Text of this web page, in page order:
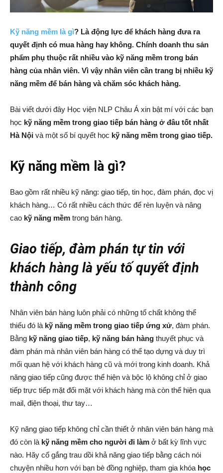
Kỹ năng mềm là gì? Là động lực để khách hàng đưa ra
quyết định có mua hàng hay không. Chính doanh thu sản
phẩm phụ thuộc rất nhiều vào kỹ năng mềm trong bán
hàng của nhân viên. Vì vậy nhân viên cần trang bị nhiều kỹ
năng mềm để bán hàng và chăm sóc khách hàng.
Bài viết dưới đây Học viện NLP Châu Á xin bật mí với các bạn
học kỹ năng mềm trong giao tiếp bán hàng ở đâu tốt nhất
Hà Nội và một số bí quyết học kỹ năng mềm trong giao tiếp.
Kỹ năng mềm là gì?
Bao gồm rất nhiều kỹ năng: giao tiếp, tin học, đàm phán, đọc vị
khách hàng… Có rất nhiều cách thức để rèn luyện và nâng
cao kỹ năng mềm trong bán hàng.
Giao tiếp, đàm phán tự tin với
khách hàng là yếu tố quyết định
thành công
Nhân viên bán hàng luôn phải có những tố chất không thể
thiếu đó là kỹ năng mềm trong giao tiếp ứng xử, đàm phán.
Bằng kỹ năng giao tiếp, kỹ năng bán hàng thuyết phục và
đàm phán mà nhân viên bán hàng có thể tạo dựng và duy trì
mối quan hệ với khách hàng cũ và mới trong kinh doanh. Khả
năng giao tiếp cũng được thể hiện và bộc lộ không chỉ ở giao
tiếp trực tiếp mặt đối mặt với khách hàng mà còn thể hiện qua
mail, điện thoại, thư tay…
Kỹ năng giao tiếp không chỉ cần thiết ở nhân viên bán hàng mà
đó còn là kỹ năng mềm cho người đi làm ở bất kỳ lĩnh vực
nào. Hãy cố gắng trau dồi khả năng giao tiếp bằng cách nói
chuyện nhiều hơn với bạn bè đồng nghiệp, tham gia khóa học